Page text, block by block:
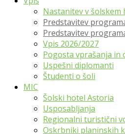
Nastanitev v šolskem
Predstavitev
Predstavitev
Vpis 2026/2027
Pogosta vprašanja in
Uspešni diplomanti
Študenti o šoli
MIC
Šolski hotel Astoria
Usposabljanja
Regionalni turistični
Oskrbniki planinskih